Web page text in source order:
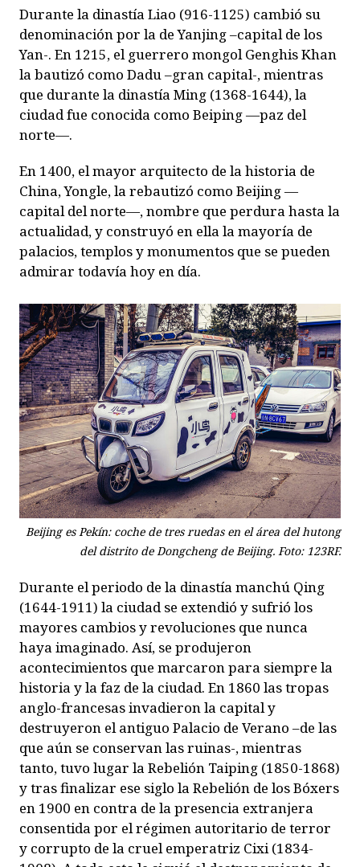
Durante la dinastía Liao (916-1125) cambió su
denominación por la de Yanjing –capital de los
Yan-. En 1215, el guerrero mongol Genghis Khan
la bautizó como Dadu –gran capital-, mientras
que durante la dinastía Ming (1368-1644), la
ciudad fue conocida como Beiping —paz del
norte—.
En 1400, el mayor arquitecto de la historia de
China, Yongle, la rebautizó como Beijing —
capital del norte—, nombre que perdura hasta la
actualidad, y construyó en ella la mayoría de
palacios, templos y monumentos que se pueden
admirar todavía hoy en día.
Beijing es Pekín: coche de tres ruedas en el área del hutong
del distrito de Dongcheng de Beijing. Foto: 123RF.
Durante el periodo de la dinastía manchú Qing
(1644-1911) la ciudad se extendió y sufrió los
mayores cambios y revoluciones que nunca
haya imaginado. Así, se produjeron
acontecimientos que marcaron para siempre la
historia y la faz de la ciudad. En 1860 las tropas
anglo-francesas invadieron la capital y
destruyeron el antiguo Palacio de Verano –de las
que aún se conservan las ruinas-, mientras
tanto, tuvo lugar la Rebelión Taiping (1850-1868)
y tras finalizar ese siglo la Rebelión de los Bóxers
en 1900 en contra de la presencia extranjera
consentida por el régimen autoritario de terror
y corrupto de la cruel emperatriz Cixi (1834-